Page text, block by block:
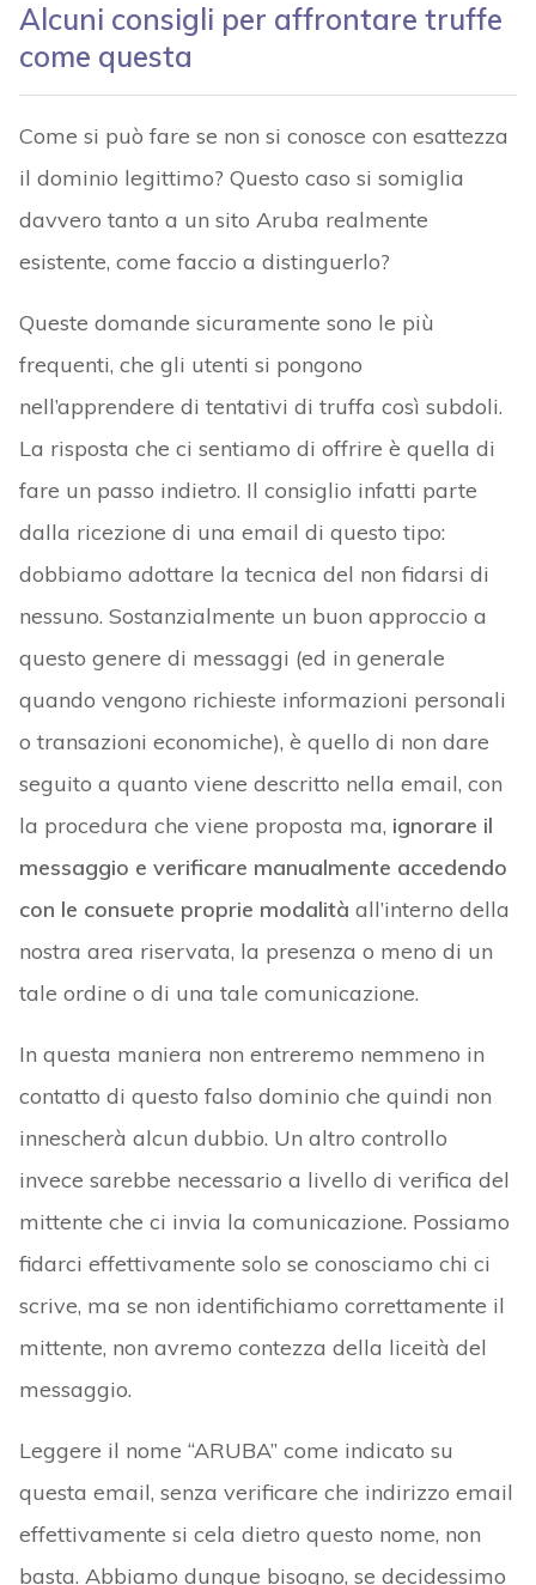
Alcuni consigli per affrontare truffe
come questa
Come si può fare se non si conosce con esattezza
il dominio legittimo? Questo caso si somiglia
davvero tanto a un sito Aruba realmente
esistente, come faccio a distinguerlo?
Queste domande sicuramente sono le più
frequenti, che gli utenti si pongono
nell’apprendere di tentativi di truffa così subdoli.
La risposta che ci sentiamo di offrire è quella di
fare un passo indietro. Il consiglio infatti parte
dalla ricezione di una email di questo tipo:
dobbiamo adottare la tecnica del non fidarsi di
nessuno. Sostanzialmente un buon approccio a
questo genere di messaggi (ed in generale
quando vengono richieste informazioni personali
o transazioni economiche), è quello di non dare
seguito a quanto viene descritto nella email, con
la procedura che viene proposta ma, ignorare il
messaggio e verificare manualmente accedendo
con le consuete proprie modalità all’interno della
nostra area riservata, la presenza o meno di un
tale ordine o di una tale comunicazione.
In questa maniera non entreremo nemmeno in
contatto di questo falso dominio che quindi non
innescherà alcun dubbio. Un altro controllo
invece sarebbe necessario a livello di verifica del
mittente che ci invia la comunicazione. Possiamo
fidarci effettivamente solo se conosciamo chi ci
scrive, ma se non identifichiamo correttamente il
mittente, non avremo contezza della liceità del
messaggio.
Leggere il nome “ARUBA” come indicato su
questa email, senza verificare che indirizzo email
effettivamente si cela dietro questo nome, non
basta. Abbiamo dunque bisogno, se decidessimo